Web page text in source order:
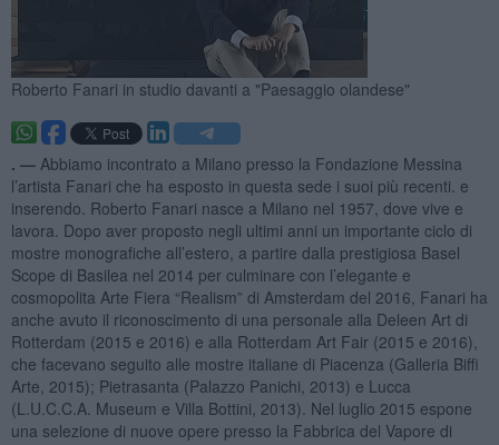
Roberto Fanari in studio davanti a "Paesaggio olandese"
. — Abbiamo incontrato a Milano presso la Fondazione Messina
l’artista Fanari che ha esposto in questa sede i suoi più recenti. e
inserendo. Roberto Fanari nasce a Milano nel 1957, dove vive e
lavora. Dopo aver proposto negli ultimi anni un importante ciclo di
mostre monografiche all’estero, a partire dalla prestigiosa Basel
Scope di Basilea nel 2014 per culminare con l’elegante e
cosmopolita Arte Fiera “Realism” di Amsterdam del 2016, Fanari ha
anche avuto il riconoscimento di una personale alla Deleen Art di
Rotterdam (2015 e 2016) e alla Rotterdam Art Fair (2015 e 2016),
che facevano seguito alle mostre italiane di Piacenza (Galleria Biffi
Arte, 2015); Pietrasanta (Palazzo Panichi, 2013) e Lucca
(L.U.C.C.A. Museum e Villa Bottini, 2013). Nel luglio 2015 espone
una selezione di nuove opere presso la Fabbrica del Vapore di